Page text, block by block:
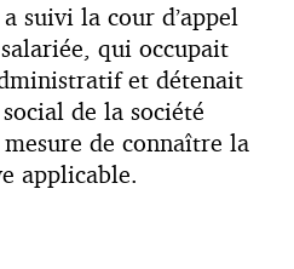
suivi la cour d’appel
qui occupait
et détenait
de la société
de connaître la
applicable.